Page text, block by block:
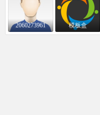
2060273961 模板盒